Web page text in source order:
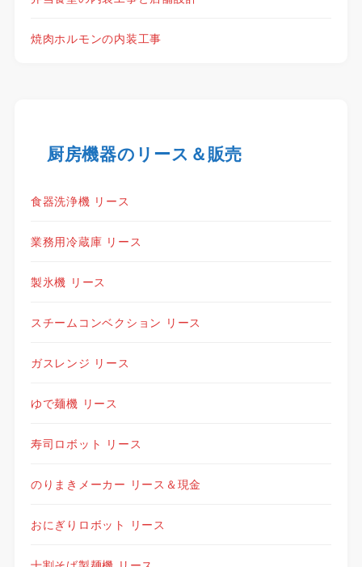
焼肉ホルモンの内装工事
厨房機器のリース＆販売
食器洗浄機 リース
業務用冷蔵庫 リース
製氷機 リース
スチームコンベクション リース
ガスレンジ リース
ゆで麺機 リース
寿司ロボット リース
のりまきメーカー リース＆現金
おにぎりロボット リース